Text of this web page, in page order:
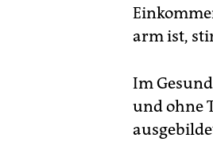
arm ist,
Im
und ohne